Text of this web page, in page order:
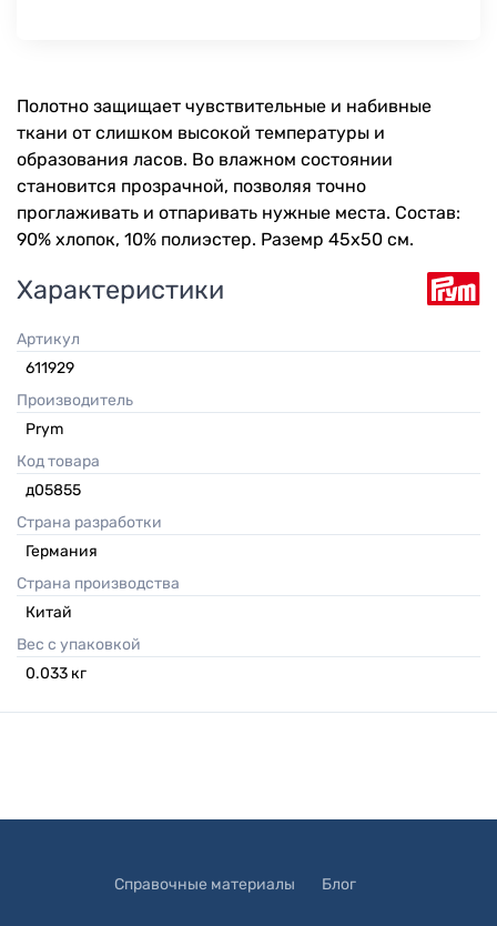
Полотно защищает чувствительные и набивные
ткани от слишком высокой температуры и
образования ласов. Во влажном состоянии
становится прозрачной, позволяя точно
проглаживать и отпаривать нужные места. Состав:
90% хлопок, 10% полиэстер. Раземр 45х50 см.
Характеристики
Артикул
611929
Производитель
Prym
Код товара
д05855
Страна разработки
Германия
Страна производства
Китай
Вес с упаковкой
0.033 кг
Справочные материалы Блог